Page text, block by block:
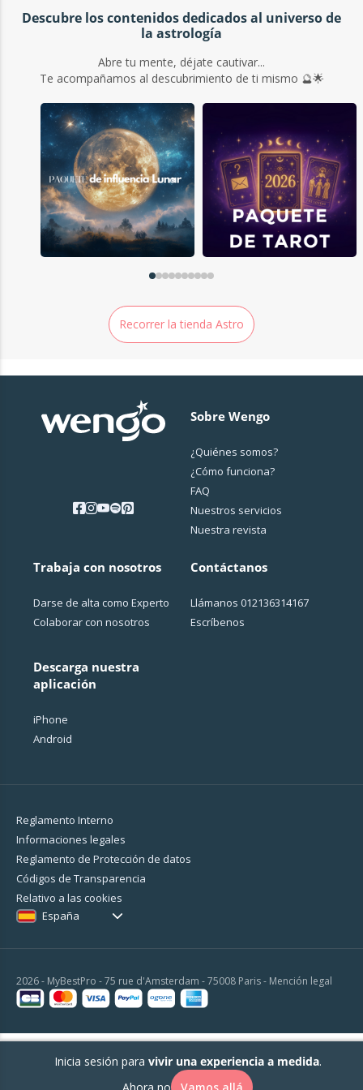
cartas), redactado con corazón y precisión. Un documento
valioso acompañado de mis recomendaciones personalizadas,
Entonces, ¿listos para hacer radiar vuestra pareja?
🎁 Oferta Descubrimiento Nuevos
Clientes
Disfruta de un -50% en tu primer estudio Dúo.
4,90€ 2,45€
Preguntas Frecuentes
⏰ ¿Hacen falta las horas de nacimiento de las dos
personas?
💔 ¿Vais a decirnos que rompamos si no es
compatible?
💍 ¿Está reservado a las parejas casadas?
🔒 ¿Confidencialidad?
Descubre los contenidos dedicados al universo de
la astrología
Abre tu mente, déjate cautivar...
Te acompañamos al descubrimiento de ti mismo 🔮🌟
Recorrer la tienda Astro
Sobre Wengo
¿Quiénes somos?
¿Cо́mo funciona?
FAQ
Nuestros servicios
Nuestra revista
Trabaja con nosotros
Darse de alta como Experto
Colaborar con nosotros
Descarga nuestra
aplicación
iPhone
Android
Contáctanos
Llámanos 012136314167
Escríbenos
Reglamento Interno
Informaciones legales
Reglamento de Protección de datos
Códigos de Transparencia
Relativo a las cookies
España
2026 - MyBestPro - 75 rue d'Amsterdam - 75008 Paris - Mención legal
Inicia sesión para vivir una experiencia a medida.
Ahora no